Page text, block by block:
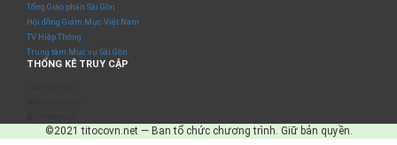
Tổng Giáo phận Sài Gòn
Hội đồng Giám Mục Việt Nam
TV Hiệp Thông
Trung tâm Mục vụ Sài Gòn
THỐNG KÊ TRUY CẬP
©2021 titocovn.net — Ban tổ chức chương trình. Giữ bản quyền.